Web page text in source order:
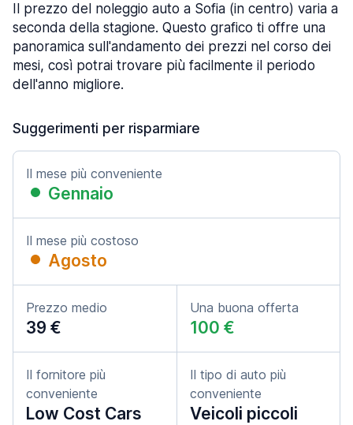
Il prezzo del noleggio auto a Sofia (in centro) varia a
seconda della stagione. Questo grafico ti offre una
panoramica sull'andamento dei prezzi nel corso dei
mesi, così potrai trovare più facilmente il periodo
dell'anno migliore.
Suggerimenti per risparmiare
Il mese più conveniente
Gennaio
Il mese più costoso
Agosto
Prezzo medio
39 €
Una buona offerta
100 €
Il fornitore più
conveniente
Low Cost Cars
Il tipo di auto più
conveniente
Veicoli piccoli